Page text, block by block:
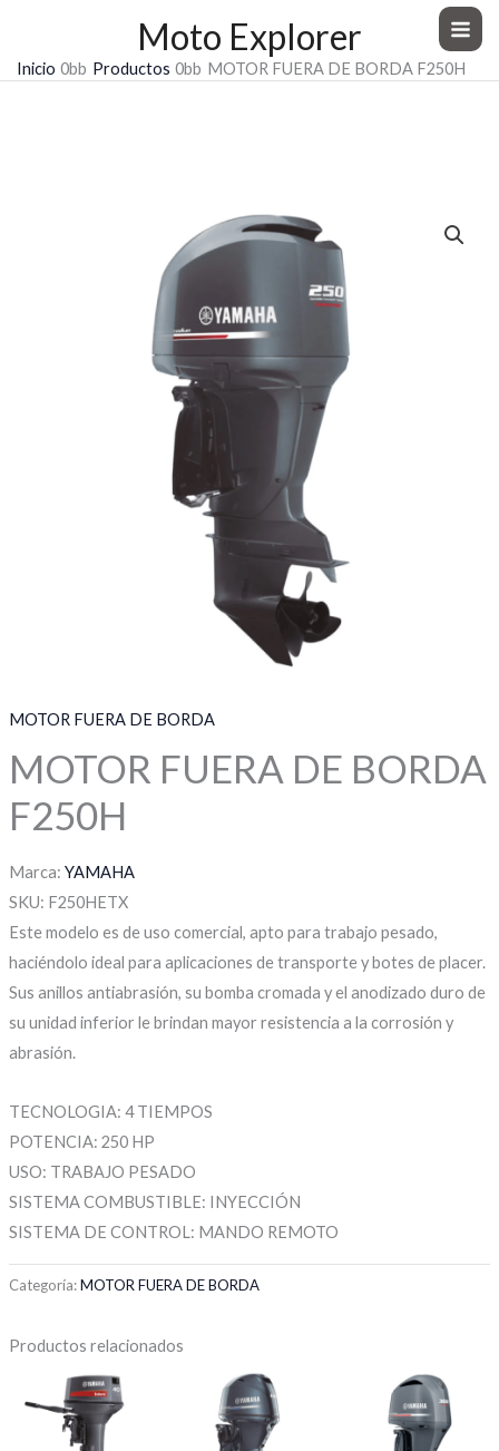
contenido
Moto Explorer
Inicio Productos MOTOR FUERA DE BORDA F250H
MOTOR FUERA DE BORDA
MOTOR FUERA DE BORDA
F250H
Marca: YAMAHA
SKU: F250HETX
Este modelo es de uso comercial, apto para trabajo pesado,
haciéndolo ideal para aplicaciones de transporte y botes de placer.
Sus anillos antiabrasión, su bomba cromada y el anodizado duro de
su unidad inferior le brindan mayor resistencia a la corrosión y
abrasión.
TECNOLOGIA: 4 TIEMPOS
POTENCIA: 250 HP
USO: TRABAJO PESADO
SISTEMA COMBUSTIBLE: INYECCIÓN
SISTEMA DE CONTROL: MANDO REMOTO
Categoría:MOTOR FUERA DE BORDA
Productos relacionados